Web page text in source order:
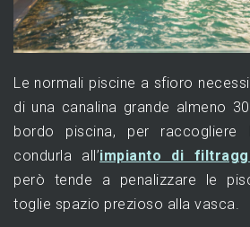
Le normali piscine a sfioro
di una canalina grande almeno
bordo piscina, per raccogliere
condurla all’impianto di
però tende a penalizzare le
toglie spazio prezioso alla vasca.